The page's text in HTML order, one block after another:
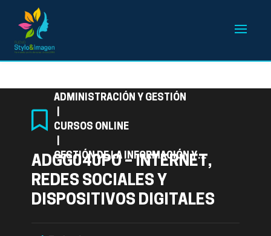
ADMINISTRACIÓN Y GESTIÓN
CURSOS ONLINE
GESTIÓN DE LA INFORMACIÓN Y
ADGG040PO – INTERNET,
REDES SOCIALES Y
DISPOSITIVOS DIGITALES